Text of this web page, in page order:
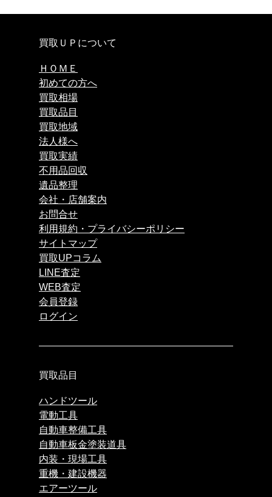
買取ＵＰについて
ＨＯＭＥ
初めての方へ
買取相場
買取品目
買取地域
法人様へ
買取実績
不用品回収
遺品整理
会社・店舗案内
お問合せ
利用規約・プライバシーポリシー
サイトマップ
買取UPコラム
LINE査定
WEB査定
会員登録
ログイン
買取品目
ハンドツール
電動工具
自動車整備工具
自動車板金塗装道具
内装・現場工具
重機・建設機器
エアーツール